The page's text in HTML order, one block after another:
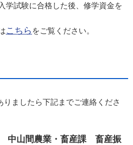
学試験に合格した後、修学資金を
こちら をご覧ください。
りましたら下記までご連絡くださ
中山間農業・畜産課 畜産振